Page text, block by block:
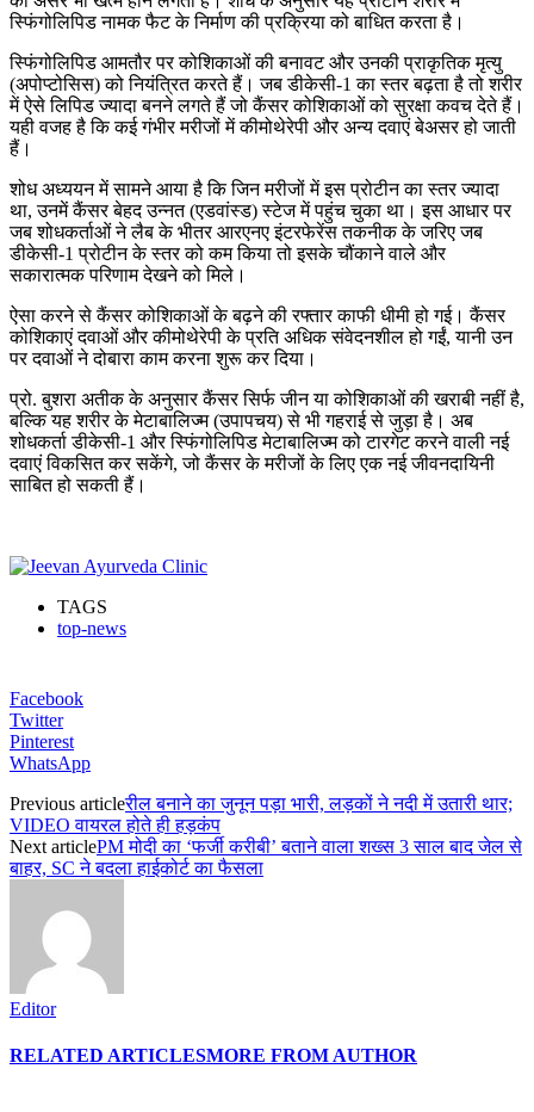
स्फिंगोलिपिड नामक फैट के निर्माण की प्रक्रिया को बाधित करता है।
स्फिंगोलिपिड आमतौर पर कोशिकाओं की बनावट और उनकी प्राकृतिक मृत्यु
(अपोप्टोसिस) को नियंत्रित करते हैं। जब डीकेसी-1 का स्तर बढ़ता है तो शरीर
में ऐसे लिपिड ज्यादा बनने लगते हैं जो कैंसर कोशिकाओं को सुरक्षा कवच देते हैं।
यही वजह है कि कई गंभीर मरीजों में कीमोथेरेपी और अन्य दवाएं बेअसर हो जाती
हैं।
शोध अध्ययन में सामने आया है कि जिन मरीजों में इस प्रोटीन का स्तर ज्यादा
था, उनमें कैंसर बेहद उन्नत (एडवांस्ड) स्टेज में पहुंच चुका था। इस आधार पर
जब शोधकर्ताओं ने लैब के भीतर आरएनए इंटरफेरेंस तकनीक के जरिए जब
डीकेसी-1 प्रोटीन के स्तर को कम किया तो इसके चौंकाने वाले और
सकारात्मक परिणाम देखने को मिले।
ऐसा करने से कैंसर कोशिकाओं के बढ़ने की रफ्तार काफी धीमी हो गई। कैंसर
कोशिकाएं दवाओं और कीमोथेरेपी के प्रति अधिक संवेदनशील हो गईं, यानी उन
पर दवाओं ने दोबारा काम करना शुरू कर दिया।
प्रो. बुशरा अतीक के अनुसार कैंसर सिर्फ जीन या कोशिकाओं की खराबी नहीं है,
बल्कि यह शरीर के मेटाबालिज्म (उपापचय) से भी गहराई से जुड़ा है। अब
शोधकर्ता डीकेसी-1 और स्फिंगोलिपिड मेटाबालिज्म को टारगेट करने वाली नई
दवाएं विकसित कर सकेंगे, जो कैंसर के मरीजों के लिए एक नई जीवनदायिनी
साबित हो सकती हैं।
TAGS
top-news
Facebook
Twitter
Pinterest
WhatsApp
Previous articleरील बनाने का जुनून पड़ा भारी, लड़कों ने नदी में उतारी थार;
VIDEO वायरल होते ही हड़कंप
Next articlePM मोदी का ‘फर्जी करीबी’ बताने वाला शख्स 3 साल बाद जेल से
बाहर, SC ने बदला हाईकोर्ट का फैसला
Editor
RELATED ARTICLESMORE FROM AUTHOR